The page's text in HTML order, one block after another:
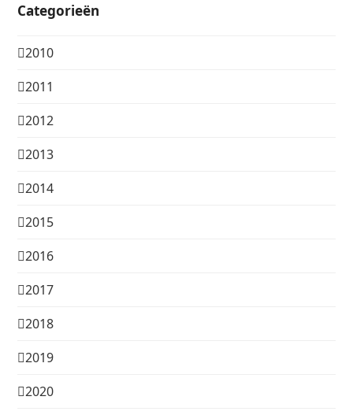
Categorieën
2010
2011
2012
2013
2014
2015
2016
2017
2018
2019
2020